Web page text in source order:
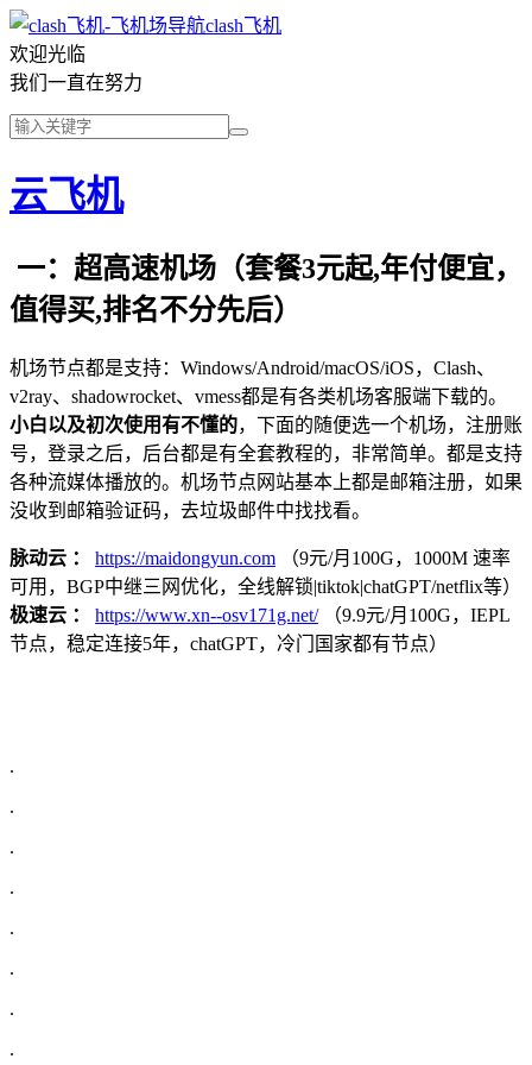
clash飞机
欢迎光临
我们一直在努力
云飞机
一：超高速机场（套餐3元起,年付便宜，
值得买,排名不分先后）
机场节点都是支持：Windows/Android/macOS/iOS，Clash、
v2ray、shadowrocket、vmess都是有各类机场客服端下载的。
小白以及初次使用有不懂的，下面的随便选一个机场，注册账
号，登录之后，后台都是有全套教程的，非常简单。都是支持
各种流媒体播放的。机场节点网站基本上都是邮箱注册，如果
没收到邮箱验证码，去垃圾邮件中找找看。
脉动云 ： https://maidongyun.com （9元/月100G，1000M 速率
可用，BGP中继三网优化，全线解锁|tiktok|chatGPT/netflix等）
极速云 ：
https://www.xn--osv171g.net/（9.9元/月100G，IEPL
节点，稳定连接5年，chatGPT，冷门国家都有节点）
.
.
.
.
.
.
.
.